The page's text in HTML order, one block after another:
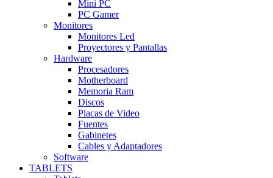
Mini PC
PC Gamer
Monitores
Monitores Led
Proyectores y Pantallas
Hardware
Procesadores
Motherboard
Memoria Ram
Discos
Placas de Video
Fuentes
Gabinetes
Cables y Adaptadores
Software
TABLETS